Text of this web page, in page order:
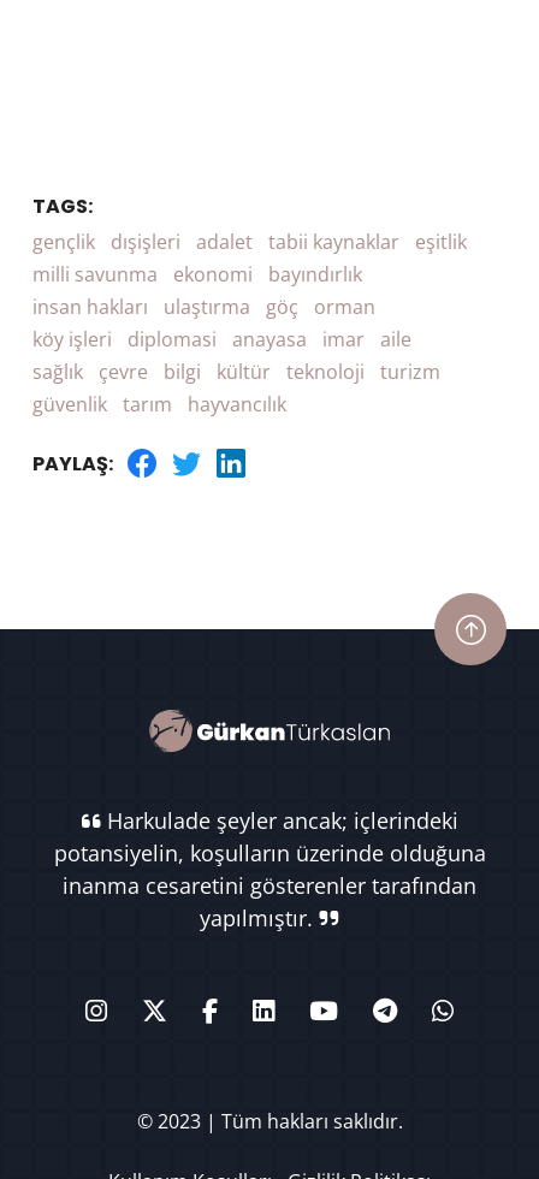
TAGS:
gençlik dışişleri adalet tabii kaynaklar
eşitlik
milli savunma
ekonomi
bayındırlık
insan hakları
ulaştırma göç
orman
köy işleri
diplomasi anayasa imar aile
sağlık
çevre bilgi kültür teknoloji
turizm
güvenlik tarım hayvancılık
PAYLAŞ:
Harkulade şeyler ancak; içlerindeki
potansiyelin, koşulların üzerinde olduğuna
inanma cesaretini gösterenler tarafından
yapılmıştır.
© 2023 | Tüm hakları saklıdır.